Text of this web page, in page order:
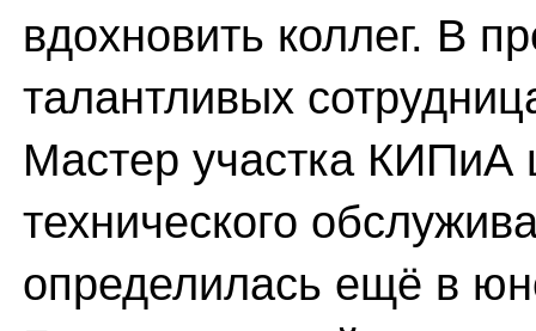
вдохновить коллег. В
талантливых
Мастер участка КИПиА
технического
определилась ещё в